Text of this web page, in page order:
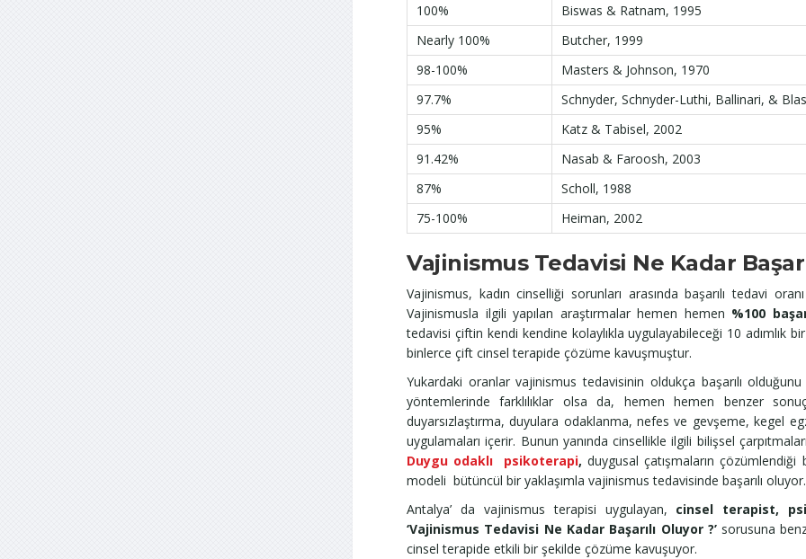
100%
Biswas & Ratnam, 1995
Nearly 100%
Butcher, 1999
98-100%
Masters & Johnson, 1970
97.7%
Schnyder, Schnyder-Luthi, Ballinari, &
95%
Katz & Tabisel, 2002
91.42%
Nasab & Faroosh, 2003
87%
Scholl, 1988
75-100%
Heiman, 2002
Vajinismus Tedavisi Ne Kadar
Vajinismus, kadın cinselliği sorunları arasında başarılı tedavi
Vajinismusla ilgili yapılan araştırmalar hemen hemen %100
tedavisi çiftin kendi kendine kolaylıkla uygulayabileceği 10 adımlık
binlerce çift cinsel terapide çözüme kavuşmuştur.
Yukardaki oranlar vajinismus tedavisinin oldukça başarılı olduğunu
yöntemlerinde farklılıklar olsa da, hemen hemen benzer
duyarsızlaştırma, duyulara odaklanma, nefes ve gevşeme, kegel
uygulamaları içerir. Bunun yanında cinsellikle ilgili bilişsel
Duygu odaklı psikoterapi, duygusal çatışmaların
modeli bütüncül bir yaklaşımla vajinismus tedavisinde başarılı oluyor.
Antalya’ da vajinismus terapisi uygulayan, cinsel terapist,
‘Vajinismus Tedavisi Ne Kadar Başarılı Oluyor ?’sorusuna
cinsel terapide etkili bir şekilde çözüme kavuşuyor.